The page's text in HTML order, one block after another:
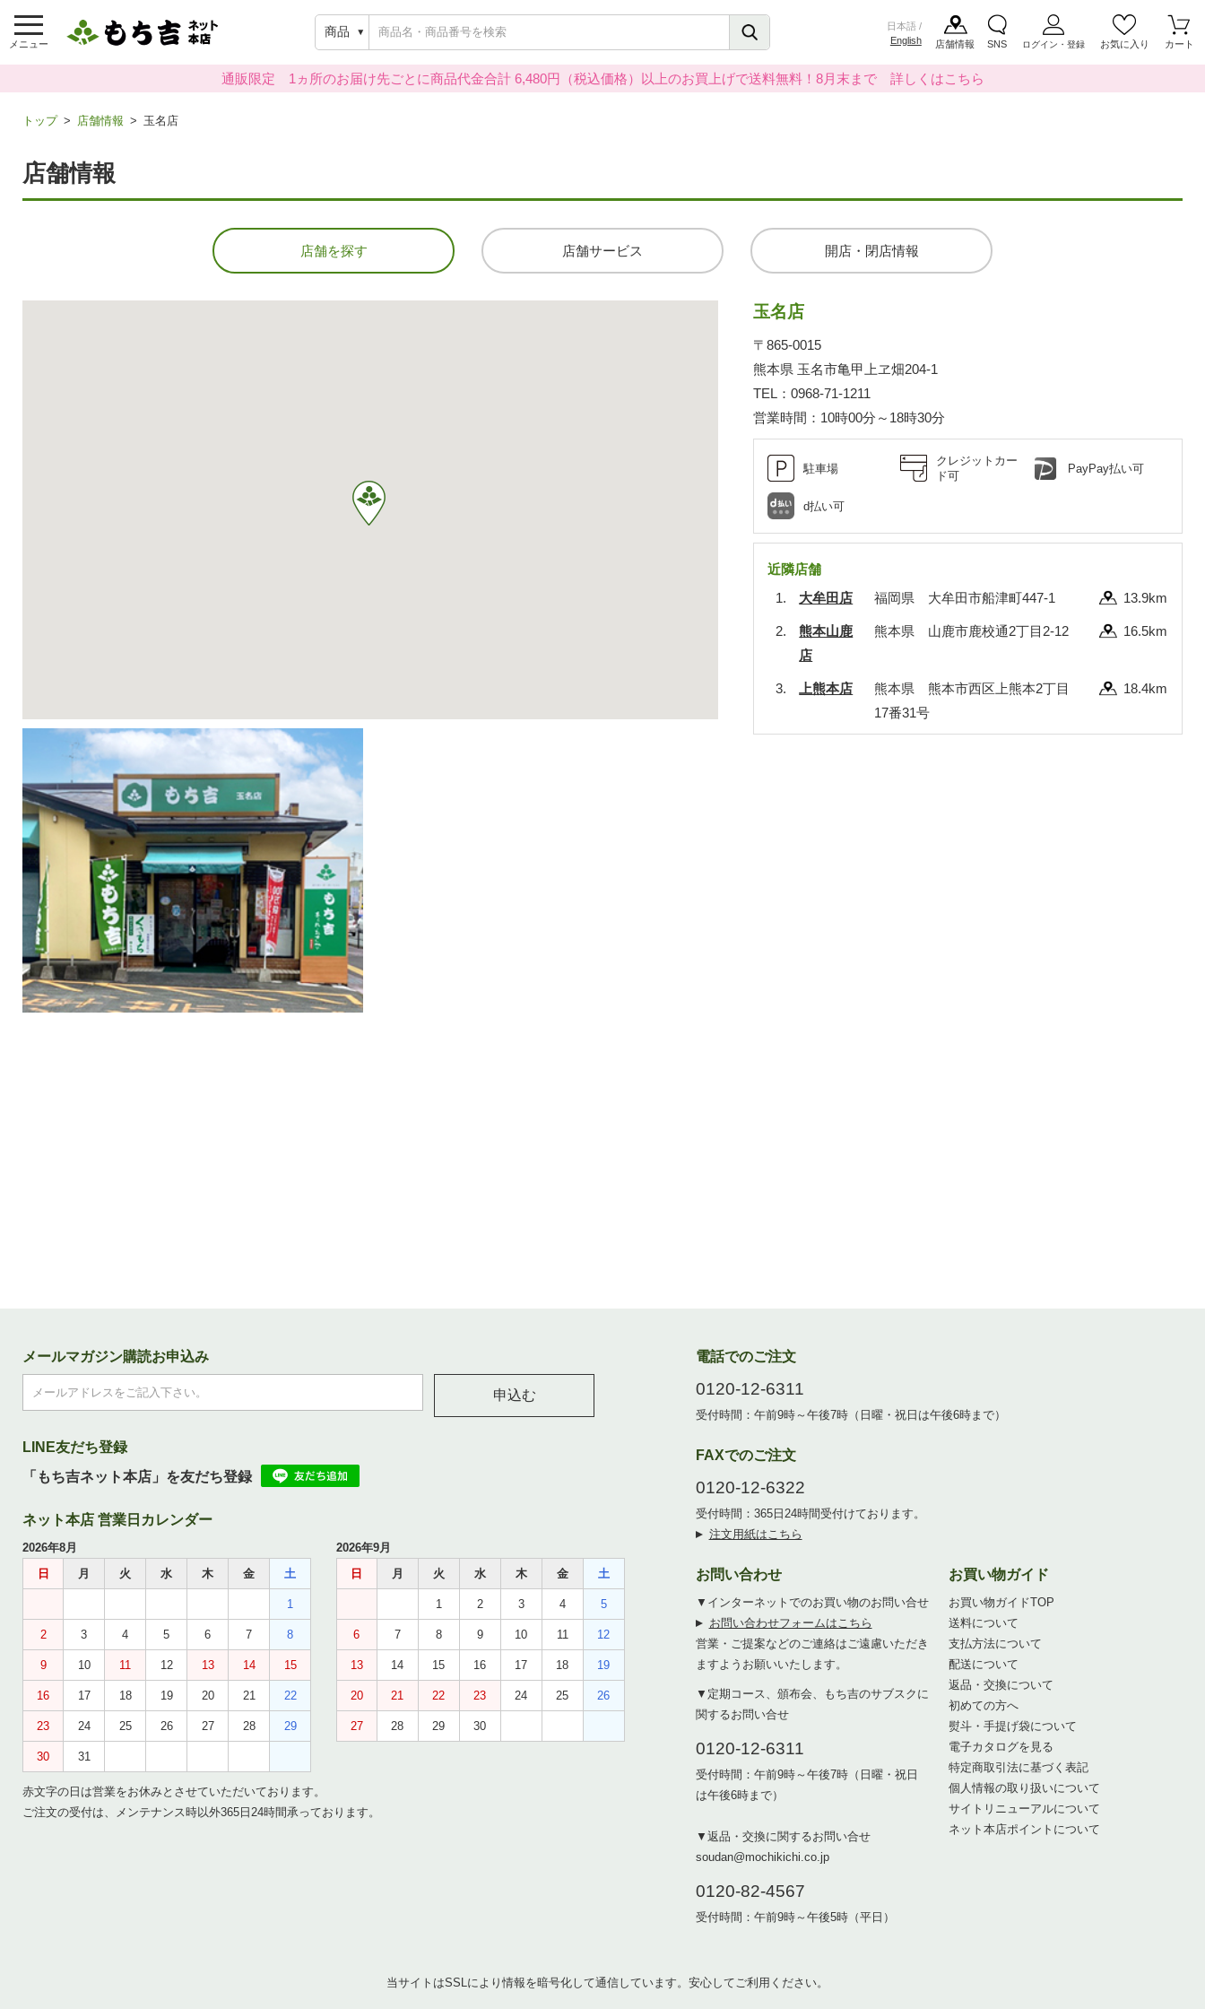
メニュー
商品
日本語 /
English
店舗情報 SNS ログイン・登録 お気に入り カート
通販限定 1ヵ所のお届け先ごとに商品代金合計 6,480円（税込価格）以上のお買上げで送料無料！8月末まで 詳しくはこちら
トップ 店舗情報 玉名店
店舗情報
店舗を探す 店舗サービス 開店・閉店情報
玉名店
〒865-0015
熊本県 玉名市亀甲上ヱ畑204-1
TEL：0968-71-1211
営業時間：10時00分～18時30分
駐車場
クレジットカー
ド可
PayPay払い可
d払い可
近隣店舗
大牟田店
福岡県 大牟田市船津町447-1 13.9km
熊本山鹿
店
熊本県 山鹿市鹿校通2丁目2-12 16.5km
上熊本店
熊本県 熊本市西区上熊本2丁目
17番31号
18.4km
メールマガジン購読お申込み
申込む
LINE友だち登録
「もち吉ネット本店」を友だち登録
ネット本店 営業日カレンダー
2026年8月
日
月 火 水 木 金 土
1
2 3 4 5 6 7 8
9 10 11 12 13 14 15
16 17 18 19 20 21 22
23 24 25 26 27 28 29
30 31
2026年9月
日
月 火 水 木 金 土
1 2 3 4 5
6 7 8 9 10 11 12
13 14 15 16 17 18 19
20 21 22 23 24 25 26
27 28 29 30
赤文字の日は営業をお休みとさせていただいております。
ご注文の受付は、メンテナンス時以外365日24時間承っております。
電話でのご注文
0120-12-6311
受付時間：午前9時～午後7時（日曜・祝日は午後6時まで）
FAXでのご注文
0120-12-6322
受付時間：365日24時間受付けております。
注文用紙はこちら
お問い合わせ
▼インターネットでのお買い物のお問い合せ
お問い合わせフォームはこちら
営業・ご提案などのご連絡はご遠慮いただき
ますようお願いいたします。
▼定期コース、頒布会、もち吉のサブスクに
関するお問い合せ
0120-12-6311
受付時間：午前9時～午後7時（日曜・祝日
は午後6時まで）
▼返品・交換に関するお問い合せ
soudan@mochikichi.co.jp
0120-82-4567
受付時間：午前9時～午後5時（平日）
お買い物ガイド
お買い物ガイドTOP
送料について
支払方法について
配送について
返品・交換について
初めての方へ
熨斗・手提げ袋について
電子カタログを見る
特定商取引法に基づく表記
個人情報の取り扱いについて
サイトリニューアルについて
ネット本店ポイントについて
当サイトはSSLにより情報を暗号化して通信しています。安心してご利用ください。